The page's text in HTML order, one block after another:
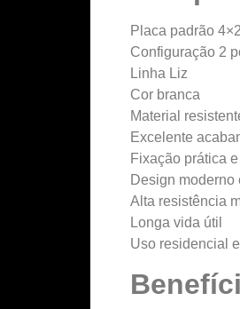
Placa padrão 4×2
Configuração 2
Linha Liz
Cor branca
Material
Excelente
Fixação prática
Design moderno
Alta resistência
Longa vida útil
Uso residencial